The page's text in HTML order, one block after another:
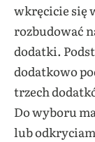
wkręcicie się
rozbudować
dodatki.
dodatkowo
trzech
Do wyboru
lub